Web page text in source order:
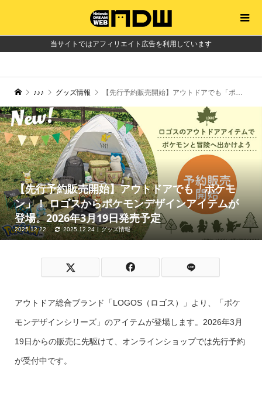
当サイトではアフィリエイト広告を利用しています
♪♪♪ グッズ情報 【先行予約販売開始】アウトドアでも「ポケモン」！ ロゴスからポケモンデザインアイテムが登場。2026年3月19日発売予定
【先行予約販売開始】アウトドアでも「ポケモ
ン」！ ロゴスからポケモンデザインアイテムが
登場。2026年3月19日発売予定
2025.12.22 2025.12.24 グッズ情報
アウトドア総合ブランド「LOGOS（ロゴス）」より、「ポケ
モンデザインシリーズ」のアイテムが登場します。2026年3月
19日からの販売に先駆けて、オンラインショップでは先行予約
が受付中です。